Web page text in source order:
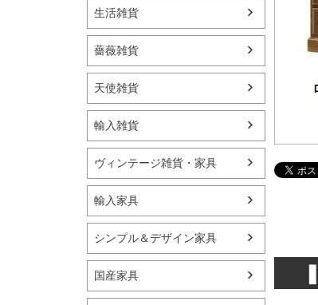
生活雑貨
薔薇雑貨
天使雑貨
輸入雑貨
ヴィンテージ雑貨・家具
輸入家具
シンプル＆デザイン家具
国産家具